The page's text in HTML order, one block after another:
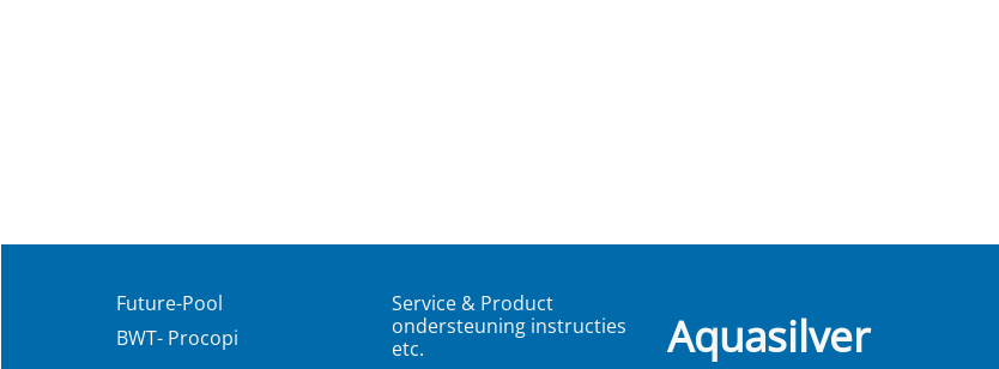
Future-Pool
BWT- Procopi
Service & Product
ondersteuning instructies
etc.
Aquasilver